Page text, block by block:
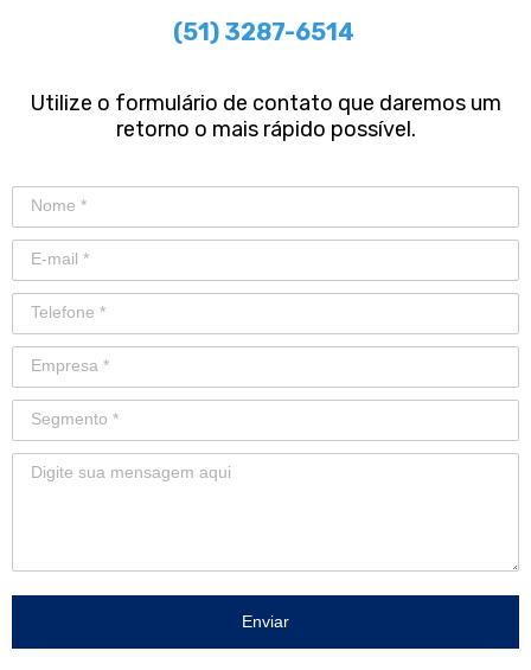
(51) 3287-6514
Utilize o formulário de contato que daremos um
retorno o mais rápido possível.
Enviar